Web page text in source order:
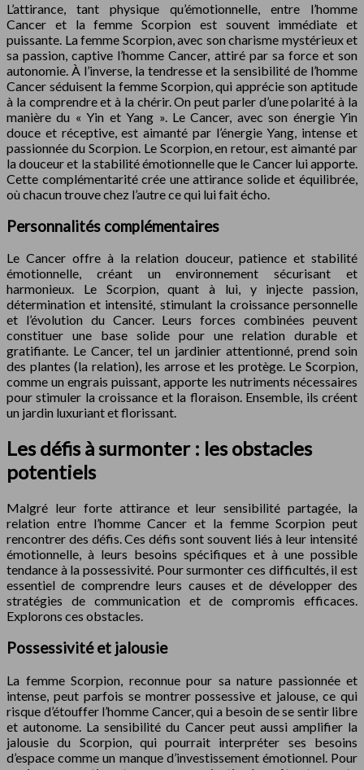
L’attirance, tant physique qu’émotionnelle, entre l’homme
Cancer et la femme Scorpion est souvent immédiate et
puissante. La femme Scorpion, avec son charisme mystérieux et
sa passion, captive l’homme Cancer, attiré par sa force et son
autonomie. À l’inverse, la tendresse et la sensibilité de l’homme
Cancer séduisent la femme Scorpion, qui apprécie son aptitude
à la comprendre et à la chérir. On peut parler d’une polarité à la
manière du « Yin et Yang ». Le Cancer, avec son énergie Yin
douce et réceptive, est aimanté par l’énergie Yang, intense et
passionnée du Scorpion. Le Scorpion, en retour, est aimanté par
la douceur et la stabilité émotionnelle que le Cancer lui apporte.
Cette complémentarité crée une attirance solide et équilibrée,
où chacun trouve chez l’autre ce qui lui fait écho.
Personnalités complémentaires
Le Cancer offre à la relation douceur, patience et stabilité
émotionnelle, créant un environnement sécurisant et
harmonieux. Le Scorpion, quant à lui, y injecte passion,
détermination et intensité, stimulant la croissance personnelle
et l’évolution du Cancer. Leurs forces combinées peuvent
constituer une base solide pour une relation durable et
gratifiante. Le Cancer, tel un jardinier attentionné, prend soin
des plantes (la relation), les arrose et les protège. Le Scorpion,
comme un engrais puissant, apporte les nutriments nécessaires
pour stimuler la croissance et la floraison. Ensemble, ils créent
un jardin luxuriant et florissant.
Les défis à surmonter : les obstacles
potentiels
Malgré leur forte attirance et leur sensibilité partagée, la
relation entre l’homme Cancer et la femme Scorpion peut
rencontrer des défis. Ces défis sont souvent liés à leur intensité
émotionnelle, à leurs besoins spécifiques et à une possible
tendance à la possessivité. Pour surmonter ces difficultés, il est
essentiel de comprendre leurs causes et de développer des
stratégies de communication et de compromis efficaces.
Explorons ces obstacles.
Possessivité et jalousie
La femme Scorpion, reconnue pour sa nature passionnée et
intense, peut parfois se montrer possessive et jalouse, ce qui
risque d’étouffer l’homme Cancer, qui a besoin de se sentir libre
et autonome. La sensibilité du Cancer peut aussi amplifier la
jalousie du Scorpion, qui pourrait interpréter ses besoins
d’espace comme un manque d’investissement émotionnel. Pour